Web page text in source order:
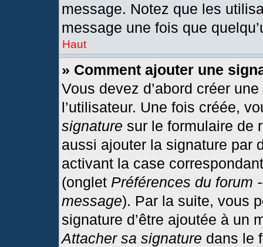
message. Notez que les
message une fois que
Haut
» Comment ajouter une
Vous devez d’abord créer
l’utilisateur. Une fois créée,
signature sur le formulaire de
aussi ajouter la signature par
activant la case
(onglet Préférences du forum
message). Par la suite, vous
signature d’être ajoutée à un
Attacher sa signature dans le